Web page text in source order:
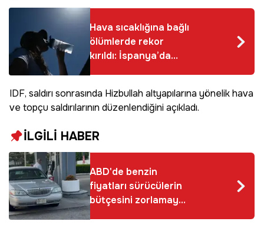
Hava sıcaklığına bağlı
ölümlerde rekor
kırıldı: İspanya’da
IDF, saldırı sonrasında Hizbullah altyapılarına yönelik hava
ve topçu saldırılarının düzenlendiğini açıkladı.
İLGİLİ HABER
ABD'de benzin
fiyatları sürücülerin
bütçesini zorlamaya
devam ediyor